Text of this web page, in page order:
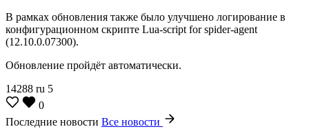
В рамках обновления также было улучшено логирование в
конфигурационном скрипте Lua-script for spider-agent
(12.10.0.07300).
Обновление пройдёт автоматически.
14288 ru 5
0
Последние новости Все новости